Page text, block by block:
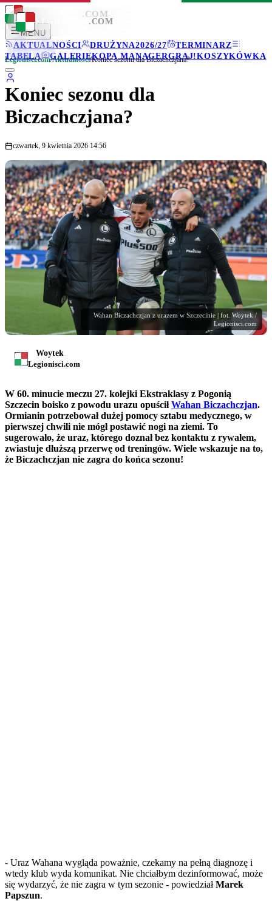
LEGIONISCI .COM
MENU
AKTUALNOŚCI
DRUŻYNA2026/27
TERMINARZ
TABELA
GALERIEKOPA MANAGERGRAJ!KOSZYKÓWKA
LEGIONISCI .COM
Legionisci.com/Aktualności/Koniec sezonu dla Biczachczjana?
Koniec sezonu dla
Biczachczjana?
czwartek, 9 kwietnia 2026 14:56
Wahan Biczachczjan z urazem w Szczecinie | fot. Woytek /
Legionisci.com
Woytek
Legionisci.com
W 60. minucie meczu 27. kolejki Ekstraklasy z Pogonią
Szczecin boisko z powodu urazu opuściłWahan Biczachczjan.
Ormianin potrzebował dużej pomocy sztabu medycznego, w
pierwszej chwili nie mógł postawić nogi na ziemi. To
sugerowało, że uraz, którego doznał bez kontaktu z rywalem,
zwiastuje dłuższą przerwę od treningów. Wiele wskazuje na to,
że Biczachczjan nie zagra do końca sezonu!
- Uraz Wahana wygląda poważnie, czekamy na pełną diagnozę i
wtedy klub wyda komunikat. Nie chciałbym dezinformować, może
się wydarzyć, że nie zagra w tym sezonie - powiedziałMarek
Papszun.